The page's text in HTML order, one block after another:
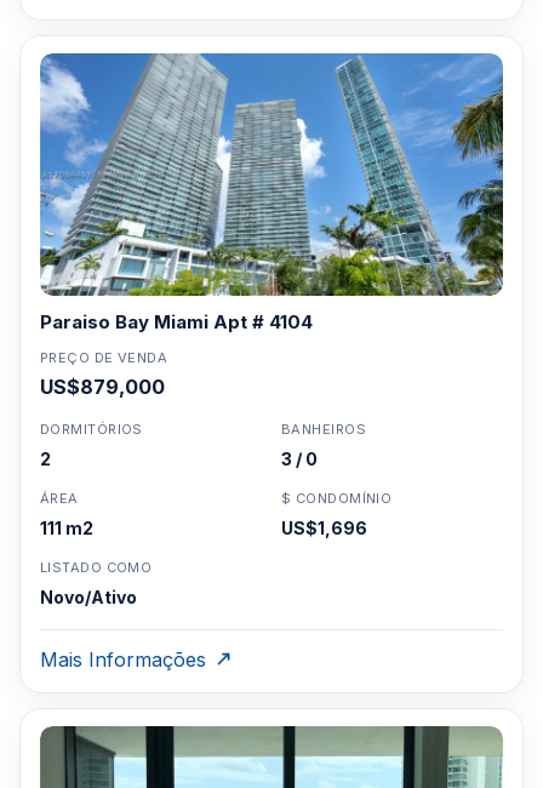
Paraiso Bay Miami Apt # 4104
PREÇO DE VENDA
US$879,000
DORMITÓRIOS
2
BANHEIROS
3 / 0
ÁREA
111 m2
$ CONDOMÍNIO
US$1,696
LISTADO COMO
Novo/Ativo
Mais Informações